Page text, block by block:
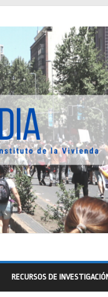
[2022]
latinoamericanas
[2014]
RECURSOS DE